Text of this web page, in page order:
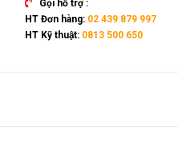
Gọi hỗ trợ :
HT Đơn hàng: 02 439 879 997
HT Kỹ thuật: 0813 500 650